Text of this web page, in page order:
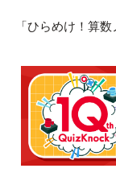
「ひらめけ！算